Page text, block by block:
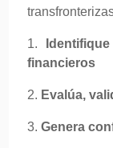
1.
financieros
2. Evalúa,
3.Genera